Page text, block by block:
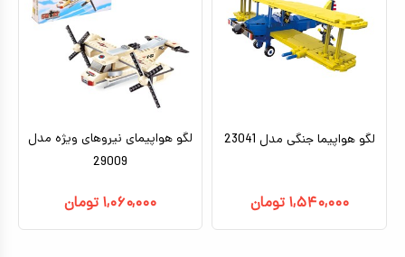
لگو هواپیما جنگی مدل 23041
۱,۵۴۰,۰۰۰ تومان
لگو هواپیمای نیروهای ویژه مدل
29009
۱,۰۶۰,۰۰۰ تومان